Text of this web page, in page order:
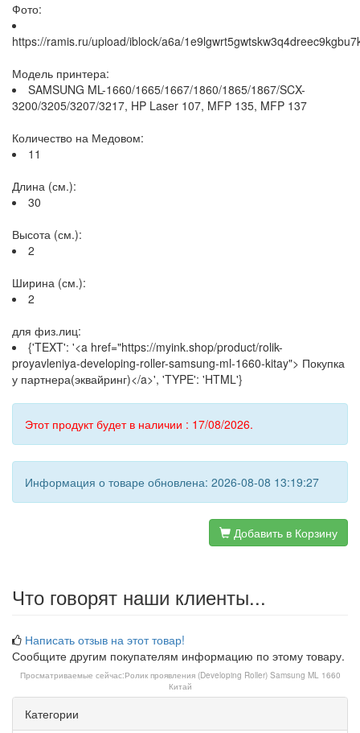
Фото:
https://ramis.ru/upload/iblock/a6a/
Модель принтера:
SAMSUNG ML-1660/1665/1667/1860/1865/1867/SCX-
3200/3205/3207/3217, HP Laser 107, MFP 135, MFP 137
Количество на Медовом:
11
Длина (см.):
30
Высота (см.):
2
Ширина (см.):
2
для физ.лиц:
{'TEXT': '<a href="https://myink.shop/product/rolik-
proyavleniya-developing-roller-samsung-ml-1660-kitay"> Покупка
у партнера(эквайринг)</a>', 'TYPE': 'HTML'}
Этот продукт будет в наличии : 17/08/2026.
Информация о товаре обновлена: 2026-08-08 13:19:27
Добавить в Корзину
Что говорят наши клиенты...
Написать отзыв на этот товар!
Сообщите другим покупателям информацию по этому товару.
Просматриваемые сейчас:Ролик проявления (Developing Roller) Samsung ML 1660
Китай
Категории